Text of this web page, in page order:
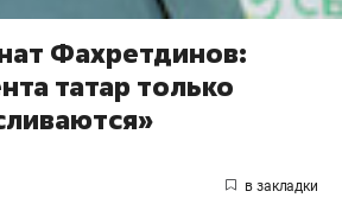
Фахретдинов:
татар только